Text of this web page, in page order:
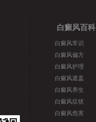
白癜风百科
白癜风常识
白癜风偏方
白癜风护理
白癜风遮盖
白癜风养生
白癜风症状
白癜风危害